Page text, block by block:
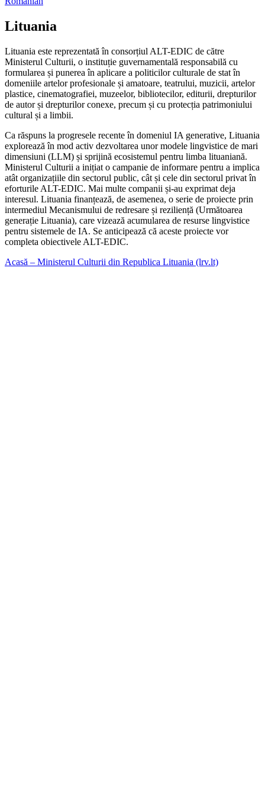
Lituania
Lituania este reprezentată în consorțiul ALT-EDIC de către
Ministerul Culturii, o instituție guvernamentală responsabilă cu
formularea și punerea în aplicare a politicilor culturale de stat în
domeniile artelor profesionale și amatoare, teatrului, muzicii, artelor
plastice, cinematografiei, muzeelor, bibliotecilor, editurii, drepturilor
de autor și drepturilor conexe, precum și cu protecția patrimoniului
cultural și a limbii.
Ca răspuns la progresele recente în domeniul IA generative, Lituania
explorează în mod activ dezvoltarea unor modele lingvistice de mari
dimensiuni (LLM) și sprijină ecosistemul pentru limba lituaniană.
Ministerul Culturii a inițiat o campanie de informare pentru a implica
atât organizațiile din sectorul public, cât și cele din sectorul privat în
eforturile ALT-EDIC. Mai multe companii și-au exprimat deja
interesul. Lituania finanțează, de asemenea, o serie de proiecte prin
intermediul Mecanismului de redresare și reziliență (Următoarea
generație Lituania), care vizează acumularea de resurse lingvistice
pentru sistemele de IA. Se anticipează că aceste proiecte vor
completa obiectivele ALT-EDIC.
Acasă – Ministerul Culturii din Republica Lituania (lrv.lt)